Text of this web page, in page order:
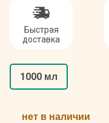
Быстрая
доставка
1000 мл
нет в наличии